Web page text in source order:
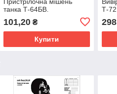
танка Т-64БВ.
Приведення 2Х35 та ПКТ
до нормального бою,
розміром 700х1000мм
101,20₴
Купити
Т-